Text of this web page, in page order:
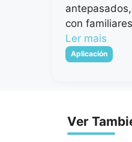
con
Ler mais
Categorias
Aplicación
Ver